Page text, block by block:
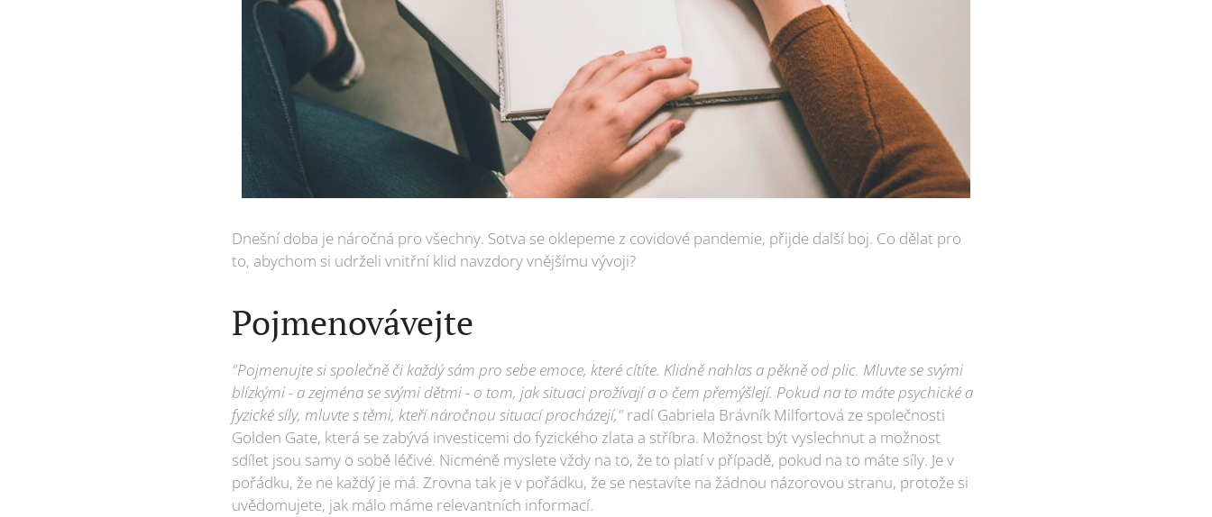
Dnešní doba je náročná pro všechny. Sotva se oklepeme z covidové pandemie, přijde další boj. Co dělat pro
to, abychom si udrželi vnitřní klid navzdory vnějšímu vývoji?
Pojmenovávejte
"Pojmenujte si společně či každý sám pro sebe emoce, které cítíte. Klidně nahlas a pěkně od plic. Mluvte se svými
blízkými - a zejména se svými dětmi - o tom, jak situaci prožívají a o čem přemýšlejí. Pokud na to máte psychické a
fyzické síly, mluvte s těmi, kteří náročnou situací procházejí," radí Gabriela Brávník Milfortová ze společnosti
Golden Gate, která se zabývá investicemi do fyzického zlata a stříbra. Možnost být vyslechnut a možnost
sdílet jsou samy o sobě léčivé. Nicméně myslete vždy na to, že to platí v případě, pokud na to máte síly. Je v
pořádku, že ne každý je má. Zrovna tak je v pořádku, že se nestavíte na žádnou názorovou stranu, protože si
uvědomujete, jak málo máme relevantních informací.